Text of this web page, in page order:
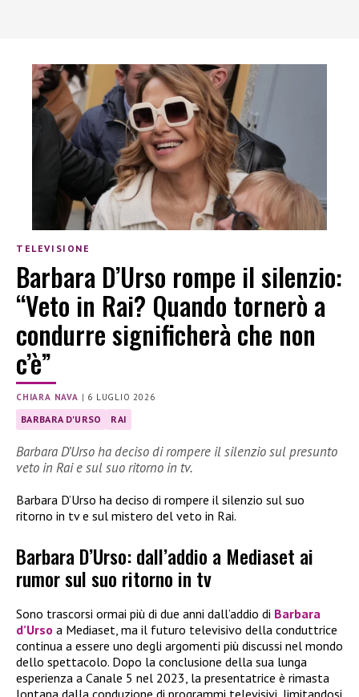
TELEVISIONE
Barbara D’Urso rompe il silenzio:
“Veto in Rai? Quando tornerò a
condurre significherà che non
c’è”
CHIARA NAVA | 6 LUGLIO 2026
BARBARA D'URSO RAI
Barbara D’Urso ha deciso di rompere il silenzio sul presunto
veto in Rai e sul suo ritorno in tv.
Barbara D’Urso ha deciso di rompere il silenzio sul suo
ritorno in tv e sul mistero del veto in Rai.
Barbara D’Urso: dall’addio a Mediaset ai
rumor sul suo ritorno in tv
Sono trascorsi ormai più di due anni dall’addio di Barbara
d’Urso a Mediaset, ma il futuro televisivo della conduttrice
continua a essere uno degli argomenti più discussi nel mondo
dello spettacolo. Dopo la conclusione della sua lunga
esperienza a Canale 5 nel 2023, la presentatrice è rimasta